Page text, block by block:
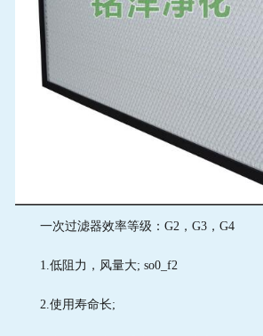
一次过滤器效率等级：G2，G3，G4
1.低阻力，风量大; so0_f2
2.使用寿命长;